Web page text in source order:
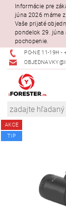
Informácie pre
júna 2026 máme
Vaše prijaté
pondelok 29. júna
pochopenie.
PO-NE 11-19H -
AKCE
TIP